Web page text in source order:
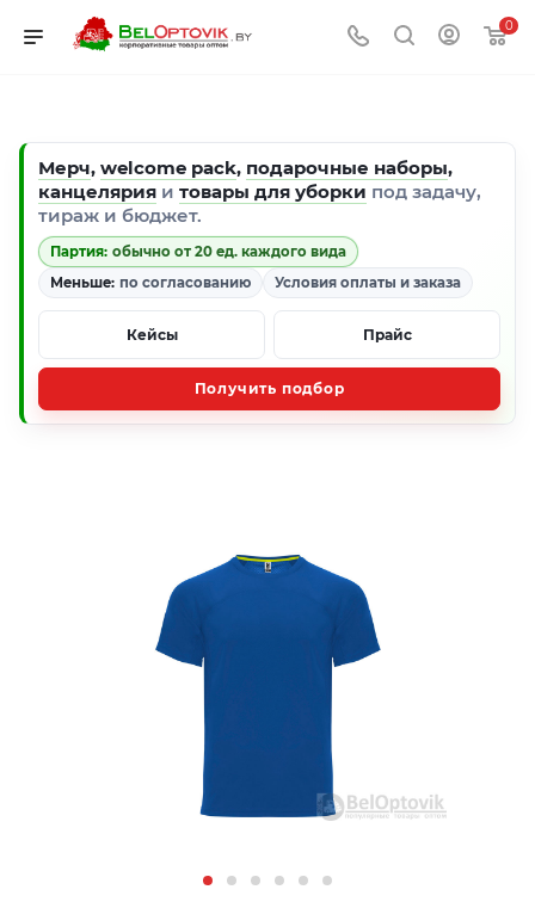
0
Мерч, welcome pack, подарочные наборы,
канцелярия и товары для уборки под задачу,
тираж и бюджет.
Партия: обычно от 20 ед. каждого вида
Меньше: по согласованию Условия оплаты и заказа
Кейсы Прайс
Получить подбор